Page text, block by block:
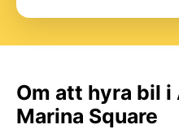
Om att hyra bil i
Marina Square